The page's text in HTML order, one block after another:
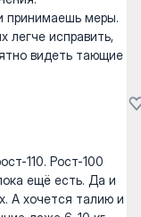
принимаешь меры.
легче исправить,
видеть тающие
110. Рост-100
ещё есть. Да и
А хочется талию и